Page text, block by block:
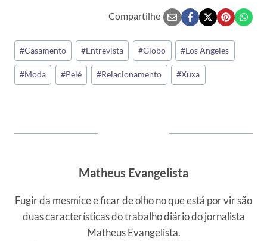
Compartilhe
Tags
do
Post:
#Casamento #Entrevista #Globo #Los Angeles
#Moda #Pelé #Relacionamento #Xuxa
Matheus Evangelista
Fugir da mesmice e ficar de olho no que está por vir são
duas características do trabalho diário do jornalista
Matheus Evangelista.